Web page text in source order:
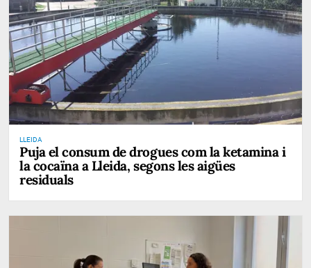
LLEIDA
Puja el consum de drogues com la ketamina i
la cocaïna a Lleida, segons les aigües
residuals